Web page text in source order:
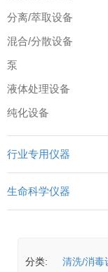
分离/萃取设备
混合/分散设备
泵
液体处理设备
纯化设备
行业专用仪器
生命科学仪器
分类: 清洗/消毒